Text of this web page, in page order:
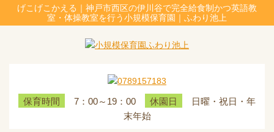
げこげこかえる｜神戸市西区の伊川谷で完全給食制かつ英語教
室・体操教室を行う小規模保育園｜ふわり池上
保育時間 7：00～19：00 休園日
日曜・祝日・年
末年始